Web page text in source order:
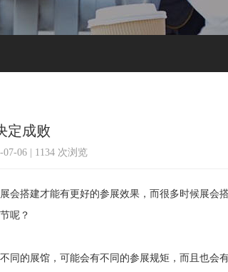
定成败
06 | 1134 次浏览
搭建才能有更好的参展效果，而很多时候展会
呢？
的展馆，可能会有不同的参展规矩，而且也会